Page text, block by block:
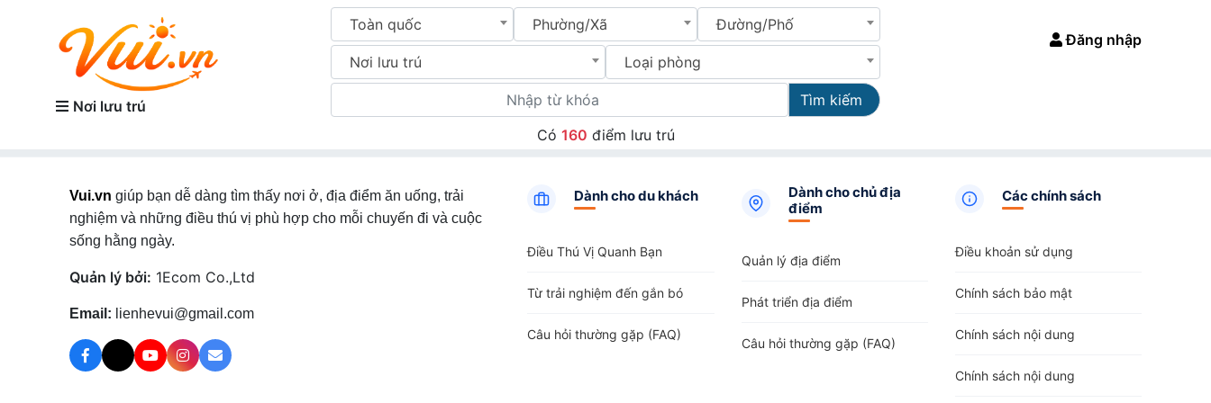
Nơi lưu trú
Toàn quốc Phường/Xã Đường/Phố
Nơi lưu trú Loại phòng
Tìm kiếm
Đăng nhập
Có 160 điểm lưu trú
Vui.vn giúp bạn dễ dàng tìm thấy nơi ở, địa điểm ăn uống, trải
nghiệm và những điều thú vị phù hợp cho mỗi chuyến đi và cuộc
sống hằng ngày.
Quản lý bởi: 1Ecom Co.,Ltd
Email: lienhevui@gmail.com
Dành cho du khách
Điều Thú Vị Quanh Bạn
Từ trải nghiệm đến gắn bó
Câu hỏi thường gặp (FAQ)
Dành cho chủ địa
điểm
Quản lý địa điểm
Phát triển địa điểm
Câu hỏi thường gặp (FAQ)
Các chính sách
Điều khoản sử dụng
Chính sách bảo mật
Chính sách nội dung
Chính sách nội dung